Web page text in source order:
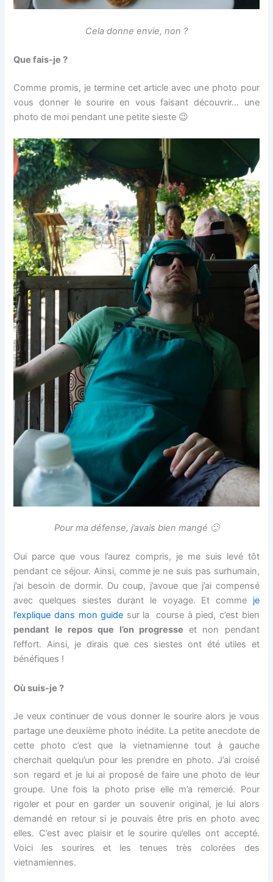
Cela donne envie, non ?
Que fais-je ?
Comme promis, je termine cet article avec une photo pour
vous donner le sourire en vous faisant découvrir… une
photo de moi pendant une petite sieste 😉
Pour ma défense, j’avais bien mangé 🙂
Oui parce que vous l’aurez compris, je me suis levé tôt
pendant ce séjour. Ainsi, comme je ne suis pas surhumain,
j’ai besoin de dormir. Du coup, j’avoue que j’ai compensé
avec quelques siestes durant le voyage. Et comme je
l’explique dans mon guide sur la course à pied, c’est bien
pendant le repos que l’on progresse et non pendant
l’effort. Ainsi, je dirais que ces siestes ont été utiles et
bénéfiques !
Où suis-je ?
Je veux continuer de vous donner le sourire alors je vous
partage une deuxième photo inédite. La petite anecdote de
cette photo c’est que la vietnamienne tout à gauche
cherchait quelqu’un pour les prendre en photo. J’ai croisé
son regard et je lui ai proposé de faire une photo de leur
groupe. Une fois la photo prise elle m’a remercié. Pour
rigoler et pour en garder un souvenir original, je lui alors
demandé en retour si je pouvais être pris en photo avec
elles. C’est avec plaisir et le sourire qu’elles ont accepté.
Voici les sourires et les tenues très colorées des
vietnamiennes.